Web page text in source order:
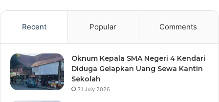
Recent Popular Comments
Oknum Kepala SMA Negeri 4 Kendari
Diduga Gelapkan Uang Sewa Kantin
Sekolah
31 July 2026